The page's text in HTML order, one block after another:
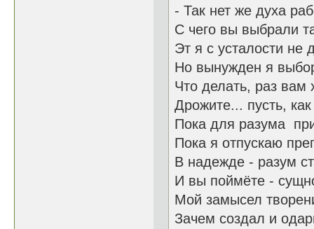
- Так нет же духа
С чего вы выбрали
Эт я с усталости не
Но вынужден я
Что делать, раз вам
Дрожите... пусть, как
Пока для разума
Пока я отпускаю
В надежде - разум
И вы поймёте -
Мой замысел
Зачем создал и